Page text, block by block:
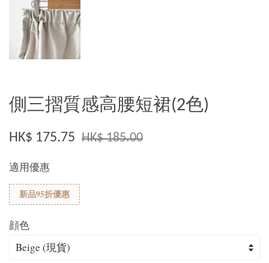
側三摺質感高腰短裙(2色)
HK$ 175.75 HK$ 185.00
適用優惠
新品95折優惠
顔色